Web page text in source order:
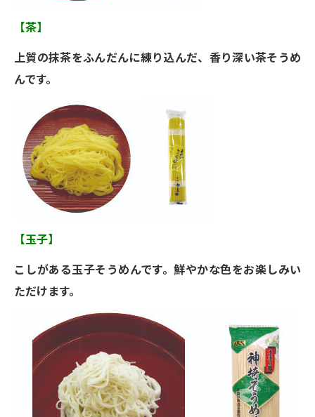
【茶】
上質の抹茶をふんだんに練り込んだ、香り深い茶そうめ
んです。
【玉子】
こしがある玉子そうめんです。鮮やかな色をお楽しみい
ただけます。